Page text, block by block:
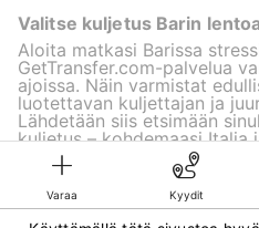
Varaa Kyydit
Valitse kuljetus Barin
Aloita matkasi Barissa
GetTransfer.com-palvelua
ajoissa. Näin varmistat
luotettavan kuljettajan ja
Lähdetään siis etsimään
kuljetus – kohdemaasi Italia
©KG GLOBAL LIMITED. GetTransfer®